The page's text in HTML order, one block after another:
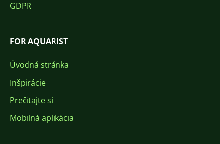
GDPR
FOR AQUARIST
Úvodná stránka
Inšpirácie
Prečítajte si
Mobilná aplikácia